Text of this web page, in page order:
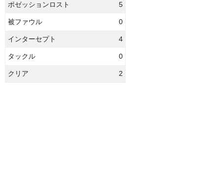
ポゼッションロスト 5
被ファウル 0
インターセプト 4
タックル 0
クリア 2